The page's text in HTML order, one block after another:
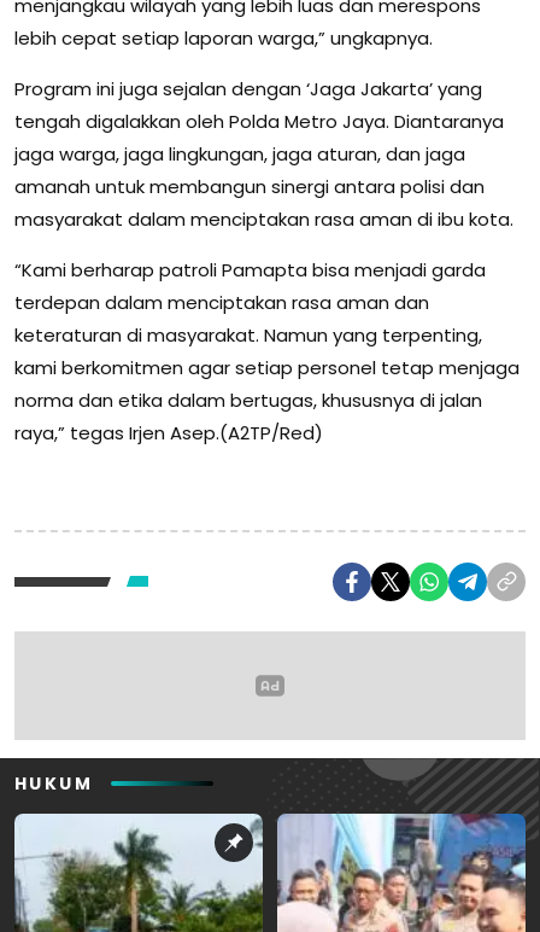
lebih cepat setiap laporan warga,” ungkapnya.
Program ini juga sejalan dengan ‘Jaga Jakarta’ yang
tengah digalakkan oleh Polda Metro Jaya. Diantaranya
jaga warga, ja‍ga lingkungan, jaga aturan, dan jaga
amanah untuk membangun sinergi antara polisi dan
masyarakat dalam menciptakan rasa aman di ibu kota.
“Kami berharap patroli Pamapta bisa menjadi garda
terdepan dalam menciptakan rasa aman dan
keteraturan di masyarakat. Namun yang terpenting,
kami berkomitmen agar setiap personel tetap menjaga
norma dan etika dalam bertugas, khususnya di jalan
raya,” tegas Irjen Asep.(A2TP/Red)
HUKUM